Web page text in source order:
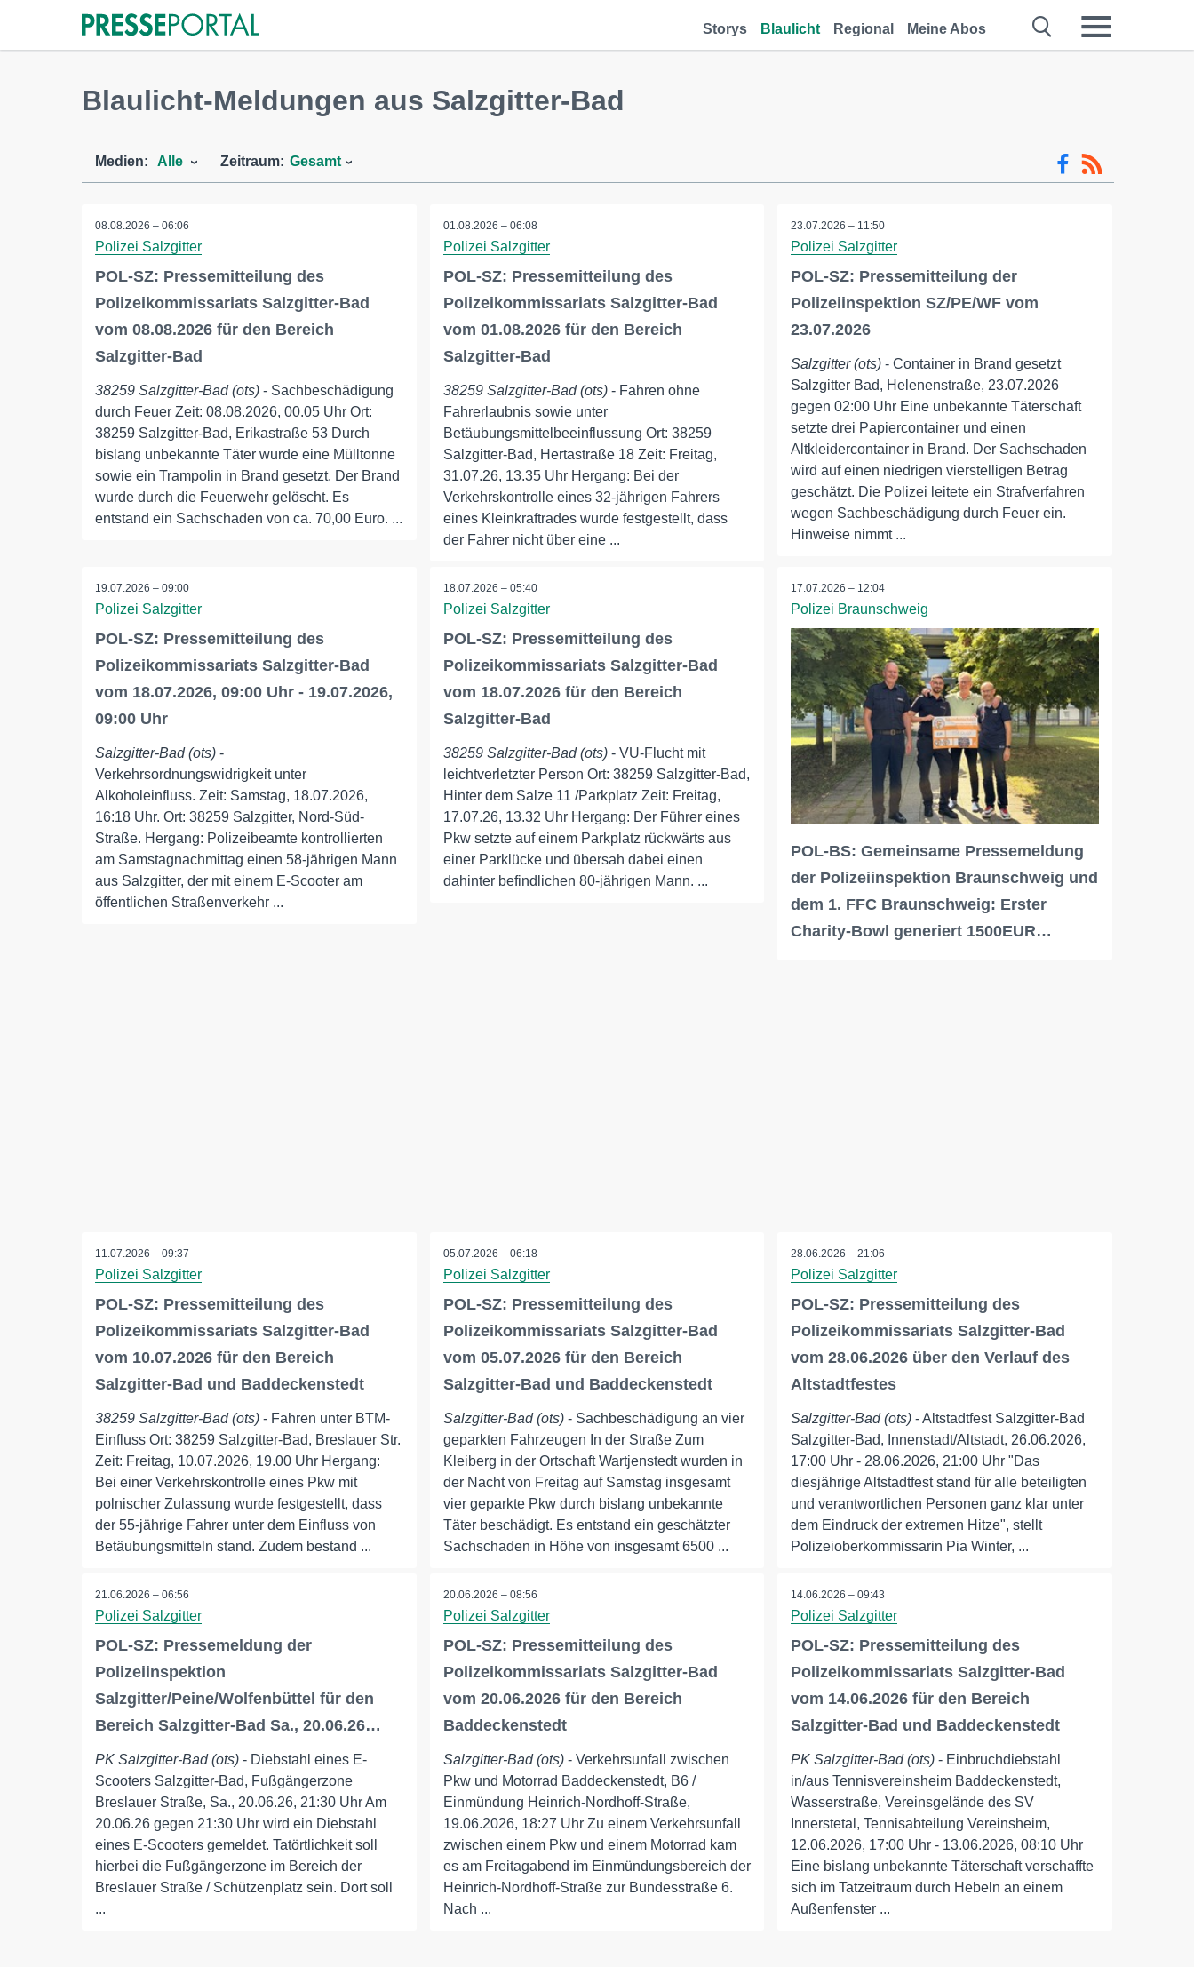
Storys Blaulicht Regional Meine Abos
Blaulicht-Meldungen aus Salzgitter-Bad
Medien: Alle Zeitraum: Gesamt
08.08.2026 – 06:06
Polizei Salzgitter
POL-SZ: Pressemitteilung des
Polizeikommissariats Salzgitter-Bad
vom 08.08.2026 für den Bereich
Salzgitter-Bad
38259 Salzgitter-Bad (ots) - Sachbeschädigung
durch Feuer Zeit: 08.08.2026, 00.05 Uhr Ort:
38259 Salzgitter-Bad, Erikastraße 53 Durch
bislang unbekannte Täter wurde eine Mülltonne
sowie ein Trampolin in Brand gesetzt. Der Brand
wurde durch die Feuerwehr gelöscht. Es
entstand ein Sachschaden von ca. 70,00 Euro. ...
01.08.2026 – 06:08
Polizei Salzgitter
POL-SZ: Pressemitteilung des
Polizeikommissariats Salzgitter-Bad
vom 01.08.2026 für den Bereich
Salzgitter-Bad
38259 Salzgitter-Bad (ots)- Fahren ohne
Fahrerlaubnis sowie unter
Betäubungsmittelbeeinflussung Ort: 38259
Salzgitter-Bad, Hertastraße 18 Zeit: Freitag,
31.07.26, 13.35 Uhr Hergang: Bei der
Verkehrskontrolle eines 32-jährigen Fahrers
eines Kleinkraftrades wurde festgestellt, dass
der Fahrer nicht über eine ...
23.07.2026 – 11:50
Polizei Salzgitter
POL-SZ: Pressemitteilung der
Polizeiinspektion SZ/PE/WF vom
23.07.2026
Salzgitter (ots) - Container in Brand gesetzt
Salzgitter Bad, Helenenstraße, 23.07.2026
gegen 02:00 Uhr Eine unbekannte Täterschaft
setzte drei Papiercontainer und einen
Altkleidercontainer in Brand. Der Sachschaden
wird auf einen niedrigen vierstelligen Betrag
geschätzt. Die Polizei leitete ein Strafverfahren
wegen Sachbeschädigung durch Feuer ein.
Hinweise nimmt ...
19.07.2026 – 09:00
Polizei Salzgitter
POL-SZ: Pressemitteilung des
Polizeikommissariats Salzgitter-Bad
vom 18.07.2026, 09:00 Uhr - 19.07.2026,
09:00 Uhr
Salzgitter-Bad (ots) -
Verkehrsordnungswidrigkeit unter
Alkoholeinfluss. Zeit: Samstag, 18.07.2026,
16:18 Uhr. Ort: 38259 Salzgitter, Nord-Süd-
Straße. Hergang: Polizeibeamte kontrollierten
am Samstagnachmittag einen 58-jährigen Mann
aus Salzgitter, der mit einem E-Scooter am
öffentlichen Straßenverkehr ...
18.07.2026 – 05:40
Polizei Salzgitter
POL-SZ: Pressemitteilung des
Polizeikommissariats Salzgitter-Bad
vom 18.07.2026 für den Bereich
Salzgitter-Bad
38259 Salzgitter-Bad (ots)- VU-Flucht mit
leichtverletzter Person Ort: 38259 Salzgitter-Bad,
Hinter dem Salze 11 /Parkplatz Zeit: Freitag,
17.07.26, 13.32 Uhr Hergang: Der Führer eines
Pkw setzte auf einem Parkplatz rückwärts aus
einer Parklücke und übersah dabei einen
dahinter befindlichen 80-jährigen Mann. ...
17.07.2026 – 12:04
Polizei Braunschweig
POL-BS: Gemeinsame Pressemeldung
der Polizeiinspektion Braunschweig und
dem 1. FFC Braunschweig: Erster
Charity-Bowl generiert 1500EUR…
11.07.2026 – 09:37
Polizei Salzgitter
POL-SZ: Pressemitteilung des
Polizeikommissariats Salzgitter-Bad
vom 10.07.2026 für den Bereich
Salzgitter-Bad und Baddeckenstedt
38259 Salzgitter-Bad (ots) - Fahren unter BTM-
Einfluss Ort: 38259 Salzgitter-Bad, Breslauer Str.
Zeit: Freitag, 10.07.2026, 19.00 Uhr Hergang:
Bei einer Verkehrskontrolle eines Pkw mit
polnischer Zulassung wurde festgestellt, dass
der 55-jährige Fahrer unter dem Einfluss von
Betäubungsmitteln stand. Zudem bestand ...
05.07.2026 – 06:18
Polizei Salzgitter
POL-SZ: Pressemitteilung des
Polizeikommissariats Salzgitter-Bad
vom 05.07.2026 für den Bereich
Salzgitter-Bad und Baddeckenstedt
Salzgitter-Bad (ots)- Sachbeschädigung an vier
geparkten Fahrzeugen In der Straße Zum
Kleiberg in der Ortschaft Wartjenstedt wurden in
der Nacht von Freitag auf Samstag insgesamt
vier geparkte Pkw durch bislang unbekannte
Täter beschädigt. Es entstand ein geschätzter
Sachschaden in Höhe von insgesamt 6500 ...
28.06.2026 – 21:06
Polizei Salzgitter
POL-SZ: Pressemitteilung des
Polizeikommissariats Salzgitter-Bad
vom 28.06.2026 über den Verlauf des
Altstadtfestes
Salzgitter-Bad (ots) - Altstadtfest Salzgitter-Bad
Salzgitter-Bad, Innenstadt/Altstadt, 26.06.2026,
17:00 Uhr - 28.06.2026, 21:00 Uhr "Das
diesjährige Altstadtfest stand für alle beteiligten
und verantwortlichen Personen ganz klar unter
dem Eindruck der extremen Hitze", stellt
Polizeioberkommissarin Pia Winter, ...
21.06.2026 – 06:56
Polizei Salzgitter
POL-SZ: Pressemeldung der
Polizeiinspektion
Salzgitter/Peine/Wolfenbüttel für den
Bereich Salzgitter-Bad Sa., 20.06.26…
PK Salzgitter-Bad (ots) - Diebstahl eines E-
Scooters Salzgitter-Bad, Fußgängerzone
Breslauer Straße, Sa., 20.06.26, 21:30 Uhr Am
20.06.26 gegen 21:30 Uhr wird ein Diebstahl
eines E-Scooters gemeldet. Tatörtlichkeit soll
hierbei die Fußgängerzone im Bereich der
Breslauer Straße / Schützenplatz sein. Dort soll
...
20.06.2026 – 08:56
Polizei Salzgitter
POL-SZ: Pressemitteilung des
Polizeikommissariats Salzgitter-Bad
vom 20.06.2026 für den Bereich
Baddeckenstedt
Salzgitter-Bad (ots)- Verkehrsunfall zwischen
Pkw und Motorrad Baddeckenstedt, B6 /
Einmündung Heinrich-Nordhoff-Straße,
19.06.2026, 18:27 Uhr Zu einem Verkehrsunfall
zwischen einem Pkw und einem Motorrad kam
es am Freitagabend im Einmündungsbereich der
Heinrich-Nordhoff-Straße zur Bundesstraße 6.
Nach ...
14.06.2026 – 09:43
Polizei Salzgitter
POL-SZ: Pressemitteilung des
Polizeikommissariats Salzgitter-Bad
vom 14.06.2026 für den Bereich
Salzgitter-Bad und Baddeckenstedt
PK Salzgitter-Bad (ots) - Einbruchdiebstahl
in/aus Tennisvereinsheim Baddeckenstedt,
Wasserstraße, Vereinsgelände des SV
Innerstetal, Tennisabteilung Vereinsheim,
12.06.2026, 17:00 Uhr - 13.06.2026, 08:10 Uhr
Eine bislang unbekannte Täterschaft verschaffte
sich im Tatzeitraum durch Hebeln an einem
Außenfenster ...